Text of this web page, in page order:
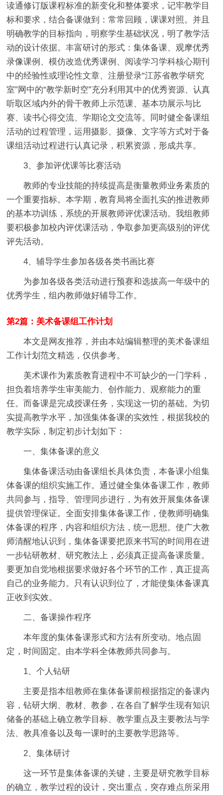
读通修订版课程标准的新变化和整体要求，记牢教学目
标和要求，结合备课做到：常常回顾，课课对照。并且
明确教学的目标指向，明察学生基础状况，明了教学活
动的设计依据。丰富研讨的形式：集体备课、观摩优秀
录像课例、模仿改造优秀课例、阅读学习学科核心期刊
中的经验性或理论性文章、注册登录“江苏省教学研究
室”网中的“教学新时空”充分利用其中的优秀资源、认真
听取区域内外的骨干教师上示范课、基本功展示与比
赛、读书心得交流、学期论文交流等。同时健全备课组
活动的过程管理，运用摄影、摄像、文字等方式对于备
课组活动过程进行认真记录，积累资源，形成共享。
3、参加评优课等比赛活动
教师的专业技能的持续提高是衡量教师业务素质的
一个重要指标。本学期，教育局将全面扎实的推进教师
的基本功训练，系统的开展教师评优课活动。我组教师
要积极参加校内评优课活动，争取参加更高级别的评优
评先活动。
4、辅导学生参加各级各类书画比赛
为参加各级各类活动进行预赛和选拔高一年级中的
优秀学生，组内教师做好辅导工作。
第2篇：美术备课组工作计划
本文是网友推荐，并由本站编辑整理的美术备课组
工作计划范文精选，仅供参考。
美术课作为素质教育进程中不可缺少的一门学科，
担负着培养学生审美能力、创作能力、观察能力的重
任。而备课是完成授课任务，实现这一切的基础。为切
实提高教学水平，加强集体备课的实效性，根据我校的
教学实际，制定初步计划如下：
一、集体备课的意义
集体备课活动由备课组长具体负责，本备课小组集
体备课的组织实施工作。通过健全集体备课工作，教师
共同参与，指导、管理同步进行，为有效开展集体备课
提供管理保证。全面安排集体备课工作，使教师明确集
体备课的程序，内容和组织方法，统一思想。使广大教
师清醒地认识到，集体备课要把原来书写的时间用在进
一步钻研教材、研究教法上，必须真正提高备课质量。
要更加自觉地根据要求做好各个环节的工作，真正提高
自己的业务能力。只有认识到位了，才能使集体备课真
正收到实效。
二、备课操作程序
本年度的集体备课形式和方法有所变动。地点固
定，时间固定。由本学科全体教师共同参与。
1、个人钻研
主要是指本组教师在集体备课前根据指定的备课内
容，钻研大纲、教材、教参，在各自了解学生现有知识
储备的基础上确立教学目标、教学重点及主要教法与学
法、教具准备以及每一课时的主要教学思路等。
2、集体研讨
这一环节是集体备课的关键，主要是研究教学目标
的确立，教学过程的设计，突出重点，突存难点所采用